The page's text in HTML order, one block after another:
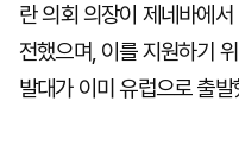
란 의회 의장이 제네바에
전했으며, 이를 지원하기
발대가 이미 유럽으로 출